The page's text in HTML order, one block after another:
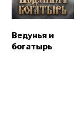
Ведунья и
богатырь